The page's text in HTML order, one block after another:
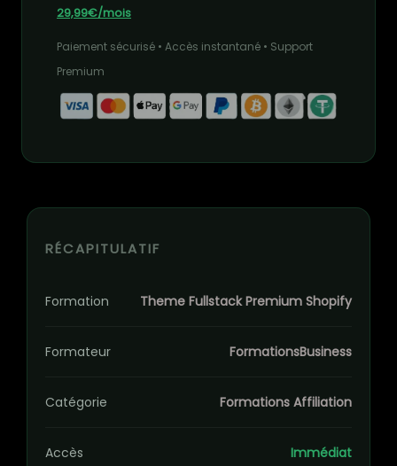
29,99€/mois
Paiement sécurisé • Accès instantané • Support
Premium
RÉCAPITULATIF
Formation Theme Fullstack Premium Shopify
Formateur FormationsBusiness
Catégorie Formations Affiliation
Accès Immédiat